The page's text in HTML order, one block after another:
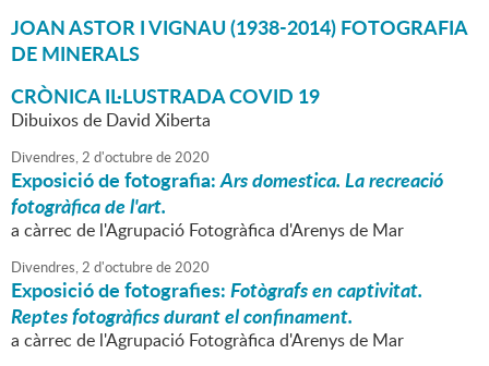
JOAN ASTOR I VIGNAU (1938-2014) FOTOGRAFIA
DE MINERALS
CRÒNICA IL·LUSTRADA COVID 19
Dibuixos de David Xiberta
Divendres,2 d'octubrede2020
Exposició de fotografia:Ars domestica. La recreació
fotogràfica de l'art.
a càrrec de l'Agrupació Fotogràfica d'Arenys de Mar
Divendres,2 d'octubrede2020
Exposició de fotografies:Fotògrafs en captivitat.
Reptes fotogràfics durant el confinament.
a càrrec de l'Agrupació Fotogràfica d'Arenys de Mar